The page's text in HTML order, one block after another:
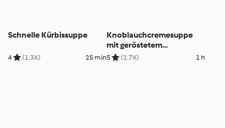
Schnelle Kürbissuppe
4 (1.3K) 25 min
Knoblauchcremesuppe
mit geröstetem
Bauernbrot
5 (2.7K) 1 h